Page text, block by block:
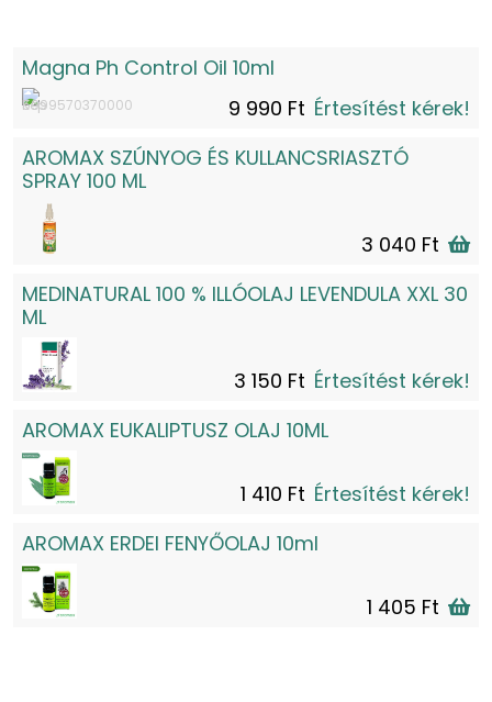
Magna Ph Control Oil 10ml
9 990 Ft Értesítést kérek!
AROMAX SZÚNYOG ÉS KULLANCSRIASZTÓ
SPRAY 100 ML
3 040 Ft
MEDINATURAL 100 % ILLÓOLAJ LEVENDULA XXL 30
ML
3 150 Ft Értesítést kérek!
AROMAX EUKALIPTUSZ OLAJ 10ML
1 410 Ft Értesítést kérek!
AROMAX ERDEI FENYŐOLAJ 10ml
1 405 Ft